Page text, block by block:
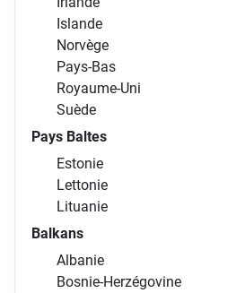
Islande
Norvège
Pays-Bas
Royaume-Uni
Suède
Pays Baltes
Estonie
Lettonie
Lituanie
Balkans
Albanie
Bosnie-Herzégovine